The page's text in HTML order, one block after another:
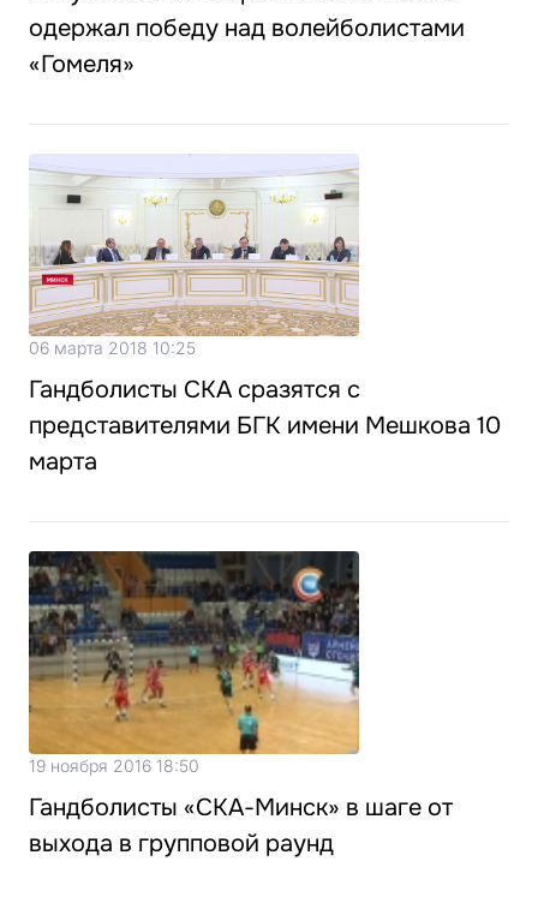
одержал победу над волейболистами
«Гомеля»
06 марта 2018 10:25
Гандболисты СКА сразятся с
представителями БГК имени Мешкова 10
марта
19 ноября 2016 18:50
Гандболисты «СКА-Минск» в шаге от
выхода в групповой раунд